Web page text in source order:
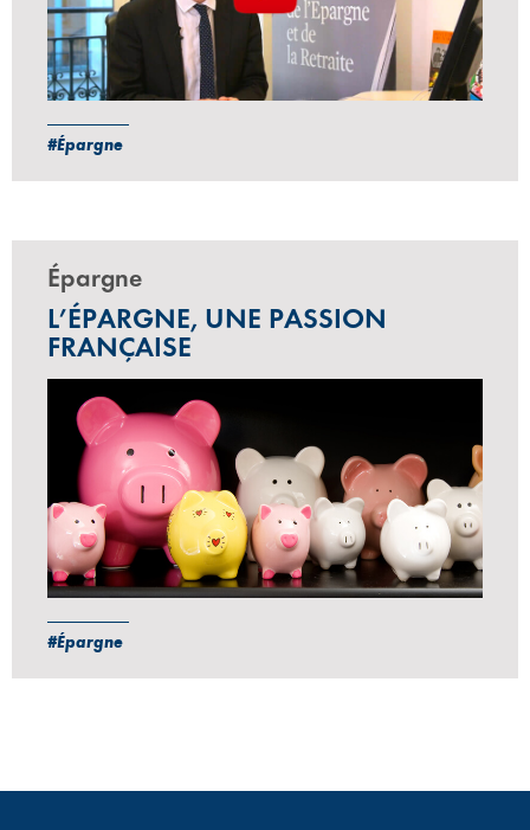
#Épargne
Épargne
L’ÉPARGNE, UNE PASSION
FRANÇAISE
#Épargne